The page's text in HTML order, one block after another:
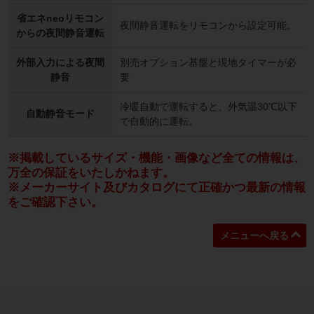
省エネneoリモコン
からの夜間静音運転
夜間静音運転をリモコンから設定可能。
外部入力による夜間
静音
別売オプション基盤と現地タイマーが必
要
自動静音モード
冷暖自動で運転すると、外気温30℃以下
で自動的に運転。
※掲載しているサイズ・機能・画像など全ての情報は、
万全の保証をいたしかねます。
※メーカーサイト及びカタログにて正確かつ最新の情報
をご確認下さい。
メニューへ戻る